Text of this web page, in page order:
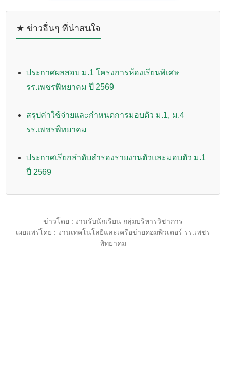
★ ข่าวอื่นๆ ที่น่าสนใจ
ประกาศผลสอบ ม.1 โครงการห้องเรียนพิเศษ
รร.เพชรพิทยาคม ปี 2569
สรุปค่าใช้จ่ายและกำหนดการมอบตัว ม.1, ม.4
รร.เพชรพิทยาคม
ประกาศเรียกลำดับสำรองรายงานตัวและมอบตัว ม.1
ปี 2569
ข่าวโดย : งานรับนักเรียน กลุ่มบริหารวิชาการ
เผยแพร่โดย : งานเทคโนโลยีและเครือข่ายคอมพิวเตอร์ รร.เพชร
พิทยาคม